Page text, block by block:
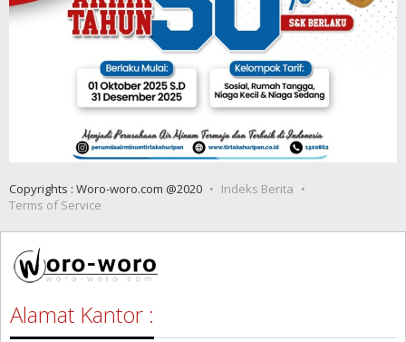
Copyrights : Woro-woro.com @2020
Indeks Berita
Terms of Service
Alamat Kantor :